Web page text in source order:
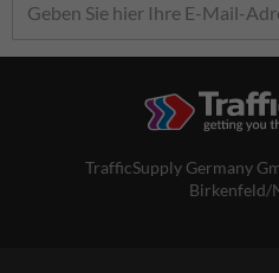
TrafficSupply Germany
Birkenfeld/